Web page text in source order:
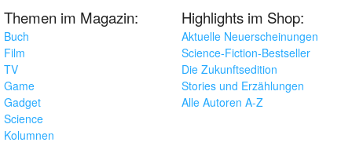
Themen im Magazin:
Buch
Film
TV
Game
Gadget
Science
Kolumnen
Highlights im Shop:
Aktuelle Neuerscheinungen
Science-Fiction-Bestseller
Die Zukunftsedition
Stories und Erzählungen
Alle Autoren A-Z